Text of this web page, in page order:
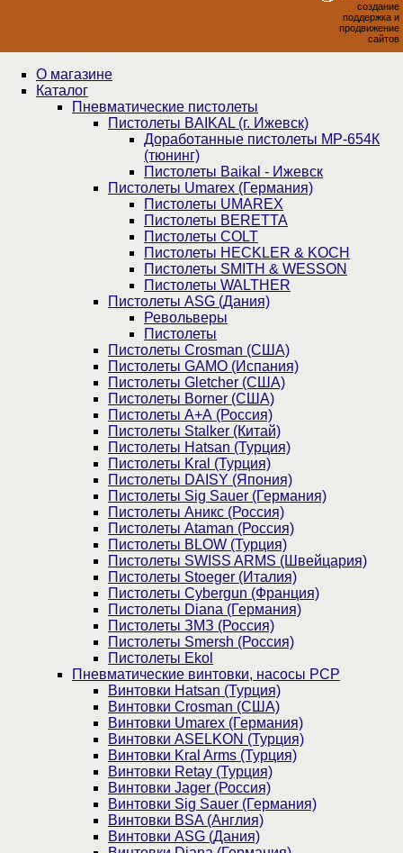
создание
поддержка и
продвижение
сайтов
О магазине
Каталог
Пнев­ма­ти­чес­кие пистолеты
Пистолеты BAIKAL (г. Ижевск)
Доработанные пистолеты МР-654К
(тюнинг)
Пистолеты Baikal - Ижевск
Пистолеты Umarex (Германия)
Пистолеты UMAREX
Пистолеты BERETTA
Пистолеты COLT
Пистолеты HECKLER & KOCH
Пистолеты SMITH & WESSON
Пистолеты WALTHER
Пистолеты ASG (Дания)
Револьверы
Пистолеты
Пистолеты Crosman (США)
Пистолеты GAMO (Испания)
Пистолеты Gletcher (США)
Пистолеты Borner (США)
Пистолеты А+А (Россия)
Пистолеты Stalker (Китай)
Пистолеты Hatsan (Турция)
Пистолеты Kral (Турция)
Пистолеты DAISY (Япония)
Пистолеты Sig Sauer (Германия)
Пистолеты Аникс (Россия)
Пистолеты Ataman (Россия)
Пистолеты BLOW (Турция)
Пистолеты SWISS ARMS (Швейцария)
Пистолеты Stoeger (Италия)
Пистолеты Cybergun (Франция)
Пистолеты Diana (Германия)
Пистолеты ЗМЗ (Россия)
Пистолеты Smersh (Россия)
Пистолеты Ekol
Пневматические винтовки, насосы PCP
Винтовки Hatsan (Турция)
Винтовки Crosman (США)
Винтовки Umarex (Германия)
Винтовки ASELKON (Турция)
Винтовки Kral Arms (Турция)
Винтовки Retay (Турция)
Винтовки Jager (Россия)
Винтовки Sig Sauer (Германия)
Винтовки BSA (Англия)
Винтовки ASG (Дания)